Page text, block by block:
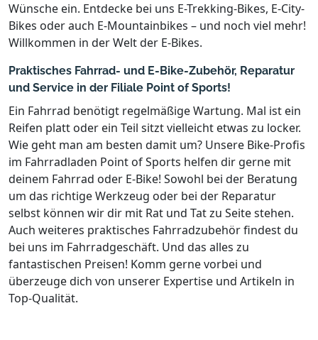
Wünsche ein. Entdecke bei uns E-Trekking-Bikes, E-City-
Bikes oder auch E-Mountainbikes – und noch viel mehr!
Willkommen in der Welt der E-Bikes.
Praktisches Fahrrad- und E-Bike-Zubehör, Reparatur
und Service in der Filiale Point of Sports!
Ein Fahrrad benötigt regelmäßige Wartung. Mal ist ein
Reifen platt oder ein Teil sitzt vielleicht etwas zu locker.
Wie geht man am besten damit um? Unsere Bike-Profis
im Fahrradladen Point of Sports helfen dir gerne mit
deinem Fahrrad oder E-Bike! Sowohl bei der Beratung
um das richtige Werkzeug oder bei der Reparatur
selbst können wir dir mit Rat und Tat zu Seite stehen.
Auch weiteres praktisches Fahrradzubehör findest du
bei uns im Fahrradgeschäft. Und das alles zu
fantastischen Preisen! Komm gerne vorbei und
überzeuge dich von unserer Expertise und Artikeln in
Top-Qualität.